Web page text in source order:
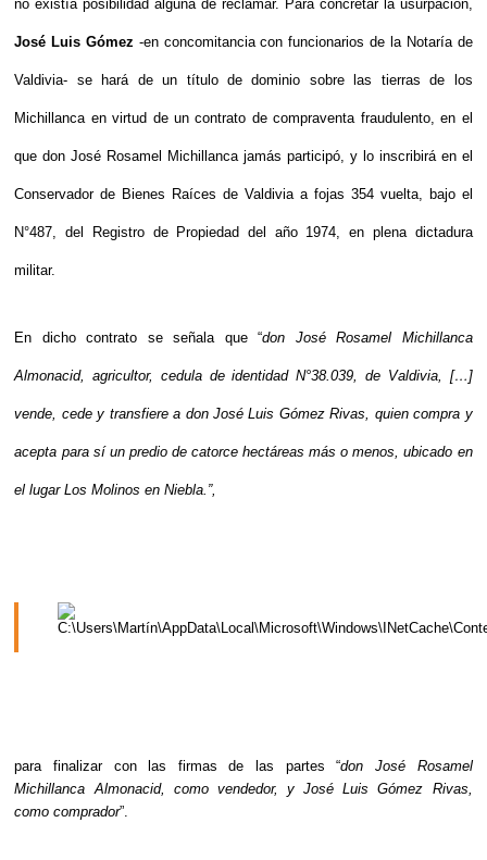
José Luis Gómez -en concomitancia con funcionarios de la Notaría de
Valdivia- se hará de un título de dominio sobre las tierras de los
Michillanca en virtud de un contrato de compraventa fraudulento, en el
que don José Rosamel Michillanca jamás participó, y lo inscribirá en el
Conservador de Bienes Raíces de Valdivia a fojas 354 vuelta, bajo el
N°487, del Registro de Propiedad del año 1974, en plena dictadura
militar.
En dicho contrato se señala que “don José Rosamel Michillanca
Almonacid, agricultor, cedula de identidad N°38.039, de Valdivia, […]
vende, cede y transfiere a don José Luis Gómez Rivas, quien compra y
acepta para sí un predio de catorce hectáreas más o menos, ubicado en
el lugar Los Molinos en Niebla.”,
para finalizar con las firmas de las partes “don José Rosamel
Michillanca Almonacid, como vendedor, y José Luis Gómez Rivas,
como comprador”.